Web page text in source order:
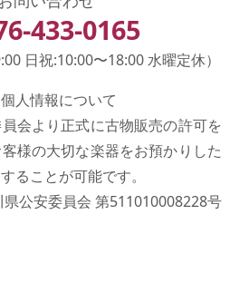
433-0165
日祝:10:00〜18:00 水曜定休）
人情報について
会より正式に古物販売の許可を
様の大切な楽器をお預かりした
ることが可能です。
公安委員会 第511010008228号